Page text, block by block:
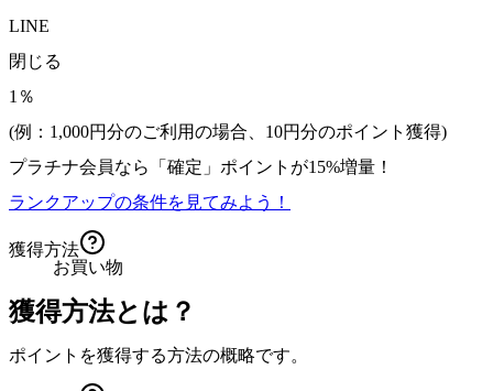
LINE
閉じる
1％
(例：1,000円分のご利用の場合、 10円分のポイント獲得)
プラチナ会員なら
「確定」 ポイントが15%増量！
ランクアップの条件を見てみよう！
獲得方法
お買い物
獲得方法とは？
ポイントを獲得する方法の概略です。